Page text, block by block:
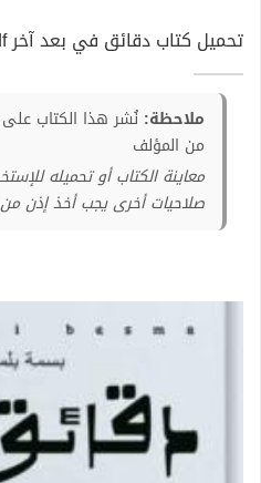
تحميل كتاب دقائق في بعد آخر pdf
ملاحظة: نُشر هذا الكتاب
من المؤلف
معاينة الكتاب أو تحميله
صلاحيات أخرى يجب أخذ إذن